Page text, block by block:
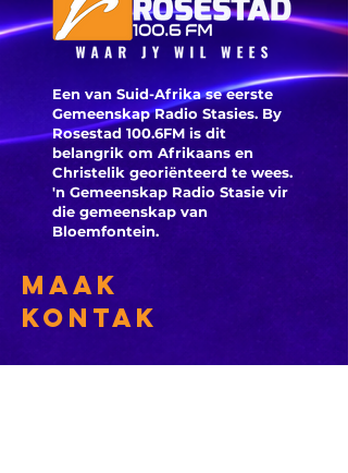
Een van Suid-Afrika se eerste
Gemeenskap Radio Stasies. By
Rosestad 100.6FM is dit
belangrik om Afrikaans en
Christelik georiënteerd te wees.
'n Gemeenskap Radio Stasie vir
die gemeenskap van
Bloemfontein.
Maak
Kontak